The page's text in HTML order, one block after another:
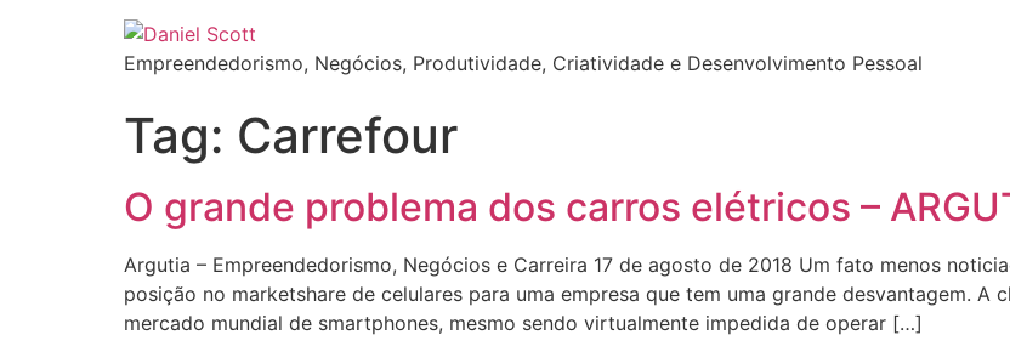
Empreendedorismo, Negócios, Produtividade, Criatividade e Desenvolvimento Pessoal
Tag: Carrefour
O grande problema dos carros elétricos –
Argutia – Empreendedorismo, Negócios e Carreira 17 de agosto de 2018 Um fato menos
posição no marketshare de celulares para uma empresa que tem uma grande desvantagem. A
mercado mundial de smartphones, mesmo sendo virtualmente impedida de operar […]